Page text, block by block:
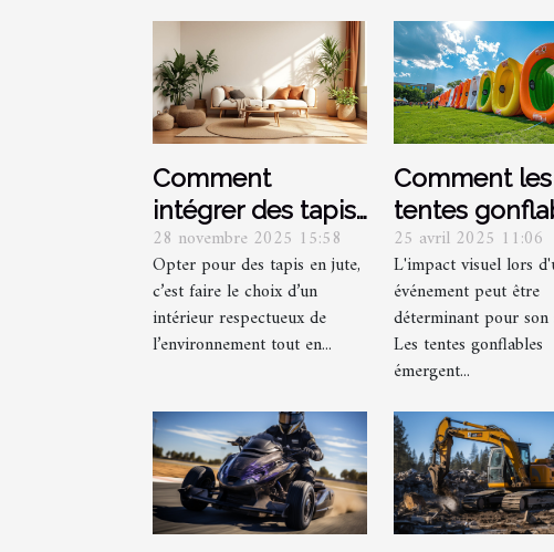
Comment
intégrer des tapis
en jute pour un
intérieur
écologique ?
28 novembre 2025 15:58
Opter pour des tapis en jute,
c’est faire le choix d’un
intérieur respectueux de
l’environnement tout en...
Comment les
tentes
renforcent la
visibilité lors
d'événements
25 avril 2025 11:06
L'impact visuel lors
événement peut être
déterminant pour son
Les tentes gonflables
émergent...